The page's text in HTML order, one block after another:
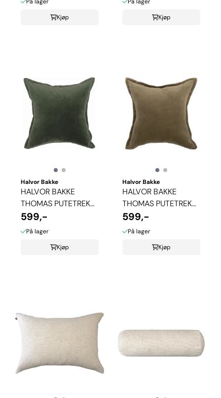
På lager
Kjøp
På lager
Kjøp
Halvor Bakke
HALVOR BAKKE
THOMAS PUTETREKK
- GRØNN
599,-
På lager
Kjøp
Halvor Bakke
HALVOR BAKKE
THOMAS PUTETREKK
- BEIGE
599,-
På lager
Kjøp